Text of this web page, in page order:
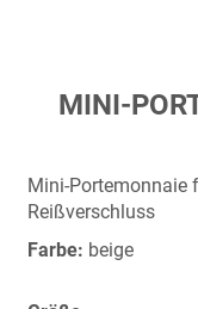
Anfang
springen
MINI-
Mini-Portemonnaie
Reißverschluss
Farbe: beige